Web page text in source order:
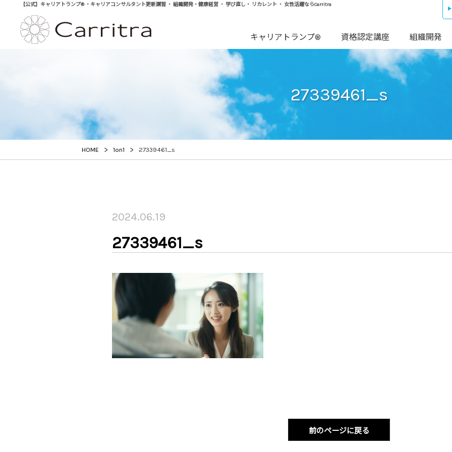
【公式】キャリアトランプ® ・キャリアコンサルタント更新講習 ・ 組織開発・健康経営 ・ 学び直し・ リカレント ・ 女性活躍ならCarritra
キャリアトランプ® 資格認定講座 組織開発
27339461_s
HOME > 1on1 > 27339461_s
2024.06.19
27339461_s
前のページに戻る